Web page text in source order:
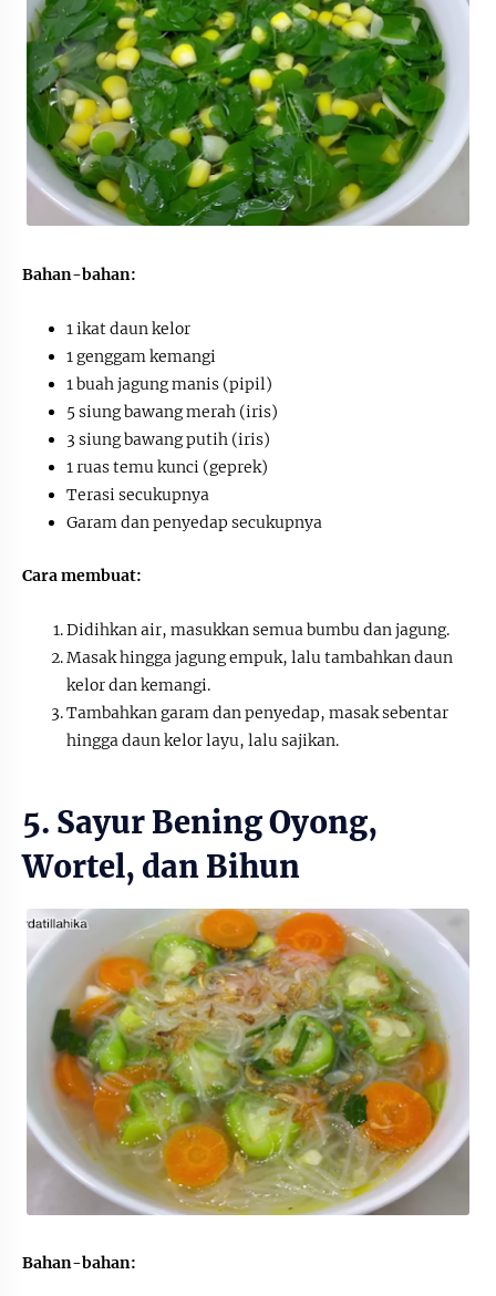
Bahan-bahan:
1 ikat daun kelor
1 genggam kemangi
1 buah jagung manis (pipil)
5 siung bawang merah (iris)
3 siung bawang putih (iris)
1 ruas temu kunci (geprek)
Terasi secukupnya
Garam dan penyedap secukupnya
Cara membuat:
Didihkan air, masukkan semua bumbu dan jagung.
Masak hingga jagung empuk, lalu tambahkan daun
kelor dan kemangi.
Tambahkan garam dan penyedap, masak sebentar
hingga daun kelor layu, lalu sajikan.
5. Sayur Bening Oyong,
Wortel, dan Bihun
Bahan-bahan: